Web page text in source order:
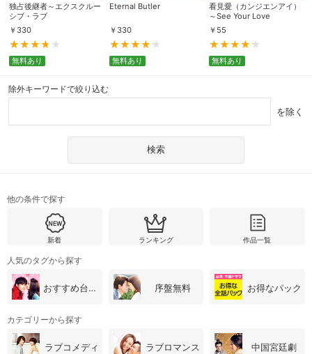
独占後継者～エクスクルー
シブ・ラブ
￥ 330
無料あり
Eternal Butler
￥ 330
無料あり
看見愛（カンジエンアイ）
～See Your Love
￥ 55
無料あり
除外キーワードで絞り込む
を除く
他の条件で探す
新着 ランキング 作品一覧
人気のタグから探す
おすすめ台湾・中国ドラマ 序盤無料 お得なパック
カテゴリーから探す
ラブコメディ ラブロマンス 中国宮廷劇